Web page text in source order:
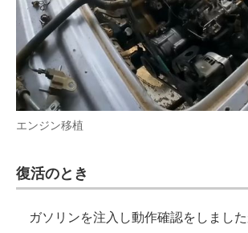
エンジン移植
復活のとき
ガソリンを注入し動作確認をしました